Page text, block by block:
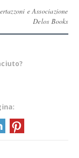
e Associazione
Delos Books